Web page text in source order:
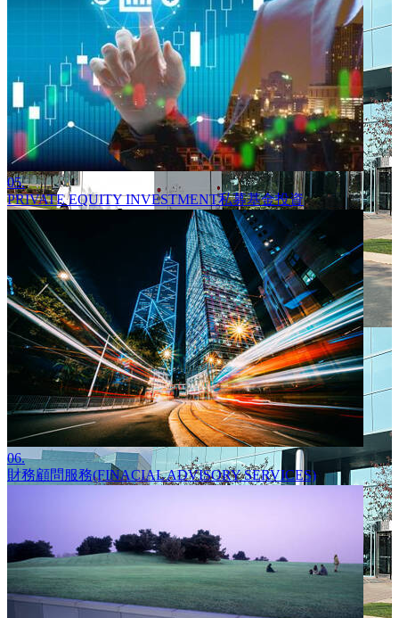
05.
PRIVATE EQUITY INVESTMENT私募基金投資
06.
財務顧問服務(FINACIAL ADVISORY SERVICES)